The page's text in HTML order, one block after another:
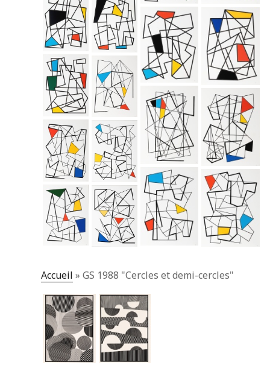
Accueil »GS 1988 "Cercles et demi-cercles"